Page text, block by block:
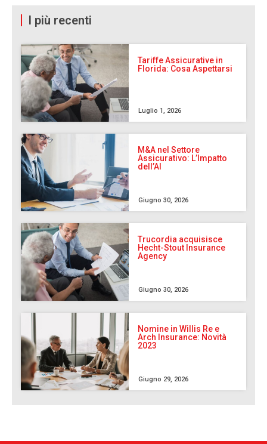
I più recenti
Tariffe Assicurative in
Florida: Cosa Aspettarsi
Luglio 1, 2026
M&A nel Settore
Assicurativo: L’Impatto
dell’AI
Giugno 30, 2026
Trucordia acquisisce
Hecht-Stout Insurance
Agency
Giugno 30, 2026
Nomine in Willis Re e
Arch Insurance: Novità
2023
Giugno 29, 2026